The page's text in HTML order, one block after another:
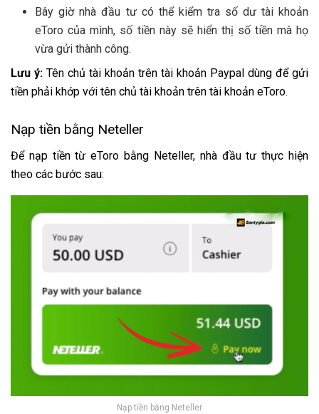
Bây giờ nhà đầu tư có thể kiểm tra số dư tài khoản
eToro của mình, số tiền này sẽ hiển thị số tiền mà họ
vừa gửi thành công.
Lưu ý: Tên chủ tài khoản trên tài khoản Paypal dùng để gửi
tiền phải khớp với tên chủ tài khoản trên tài khoản eToro.
Nạp tiền bằng Neteller
Để nạp tiền từ eToro bằng Neteller, nhà đầu tư thực hiện
theo các bước sau:
Nạp tiền bằng Neteller